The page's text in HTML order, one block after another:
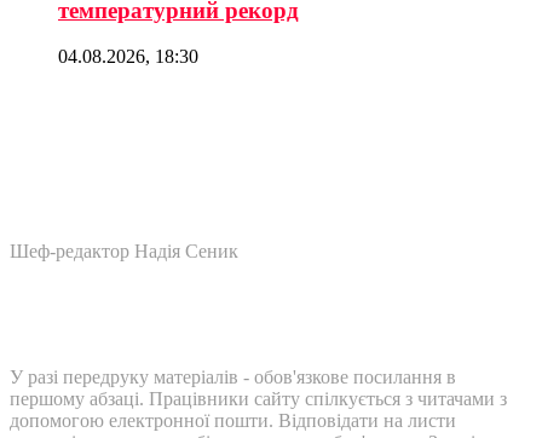
температурний рекорд
04.08.2026, 18:30
Шеф-редактор Надія Сеник
У разі передруку матеріалів - обов'язкове посилання в
першому абзаці. Працівники сайту спілкується з читачами з
допомогою електронної пошти. Відповідати на листи